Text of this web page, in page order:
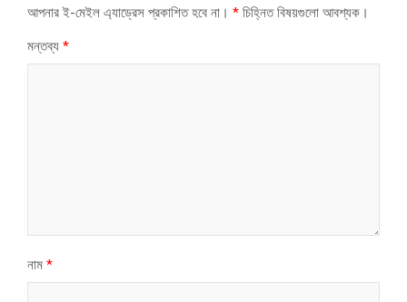
আপনার ই-মেইল এ্যাড্রেস প্রকাশিত হবে না। * চিহ্নিত বিষয়গুলো আবশ্যক।
মন্তব্য *
নাম *